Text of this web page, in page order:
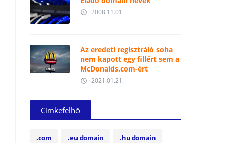
access_time 2008.11.01.
Az eredeti regisztráló soha
nem kapott egy fillért sem a
McDonalds.com-ért
access_time 2021.01.21.
Címkefelhő
.com .eu domain .hu domain